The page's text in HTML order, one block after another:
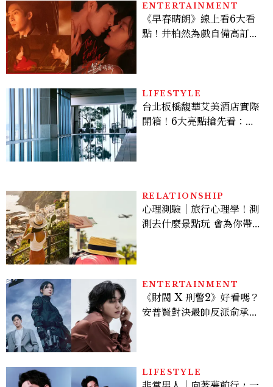
ENTERTAINMENT
《早春晴朗》線上看6大看
點！井柏然為戲自備高訂，
LIFESTYLE
台北板橋馥華艾美酒店實際
開箱！6大亮點搶先看：新
RELATIONSHIP
心理測驗｜旅行心理學！測
測去什麼景點玩 會為你帶來
ENTERTAINMENT
《財閥 X 刑警2》好看嗎？
安普賢對決最帥反派俞承
多大？
LIFESTYLE